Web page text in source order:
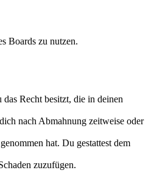
Boards zu nutzen.
Recht besitzt, die in deinen
nach Abmahnung zeitweise oder
hat. Du gestattest dem
zuzufügen.